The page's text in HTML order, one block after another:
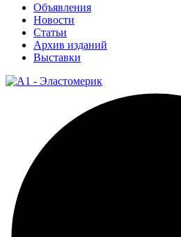
Объявления
Новости
Статьи
Архив изданий
Выставки